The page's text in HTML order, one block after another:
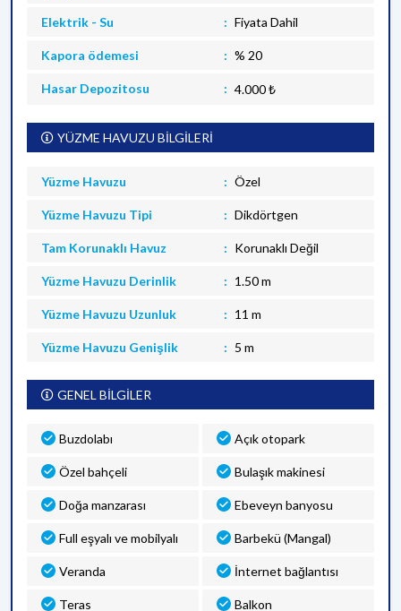
Elektrik - Su Fiyata Dahil
Kapora ödemesi % 20
Hasar Depozitosu 4.000 ₺
YÜZME HAVUZU BİLGİLERİ
Yüzme Havuzu Özel
Yüzme Havuzu Tipi Dikdörtgen
Tam Korunaklı Havuz Korunaklı Değil
Yüzme Havuzu Derinlik 1.50 m
Yüzme Havuzu Uzunluk 11 m
Yüzme Havuzu Genişlik 5 m
GENEL BİLGİLER
Buzdolabı Açık otopark
Özel bahçeli Bulaşık makinesi
Doğa manzarası Ebeveyn banyosu
Full eşyalı ve mobilyalı Barbekü (Mangal)
Veranda İnternet bağlantısı
Teras Balkon